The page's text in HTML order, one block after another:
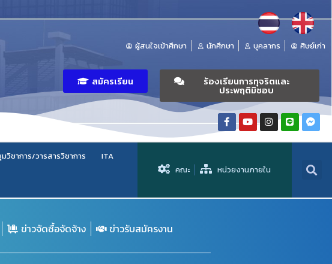
ผู้สนใจเข้าศึกษา นักศึกษา บุคลากร ศิษย์เก่า
สมัครเรียน ร้องเรียนการทุจริตและ
ประพฤติมิชอบ
มวิชาการ/วารสารวิชาการ ITA
คณะ หน่วยงานภายใน
ข่าวจัดซื้อจัดจ้าง ข่าวรับสมัครงาน